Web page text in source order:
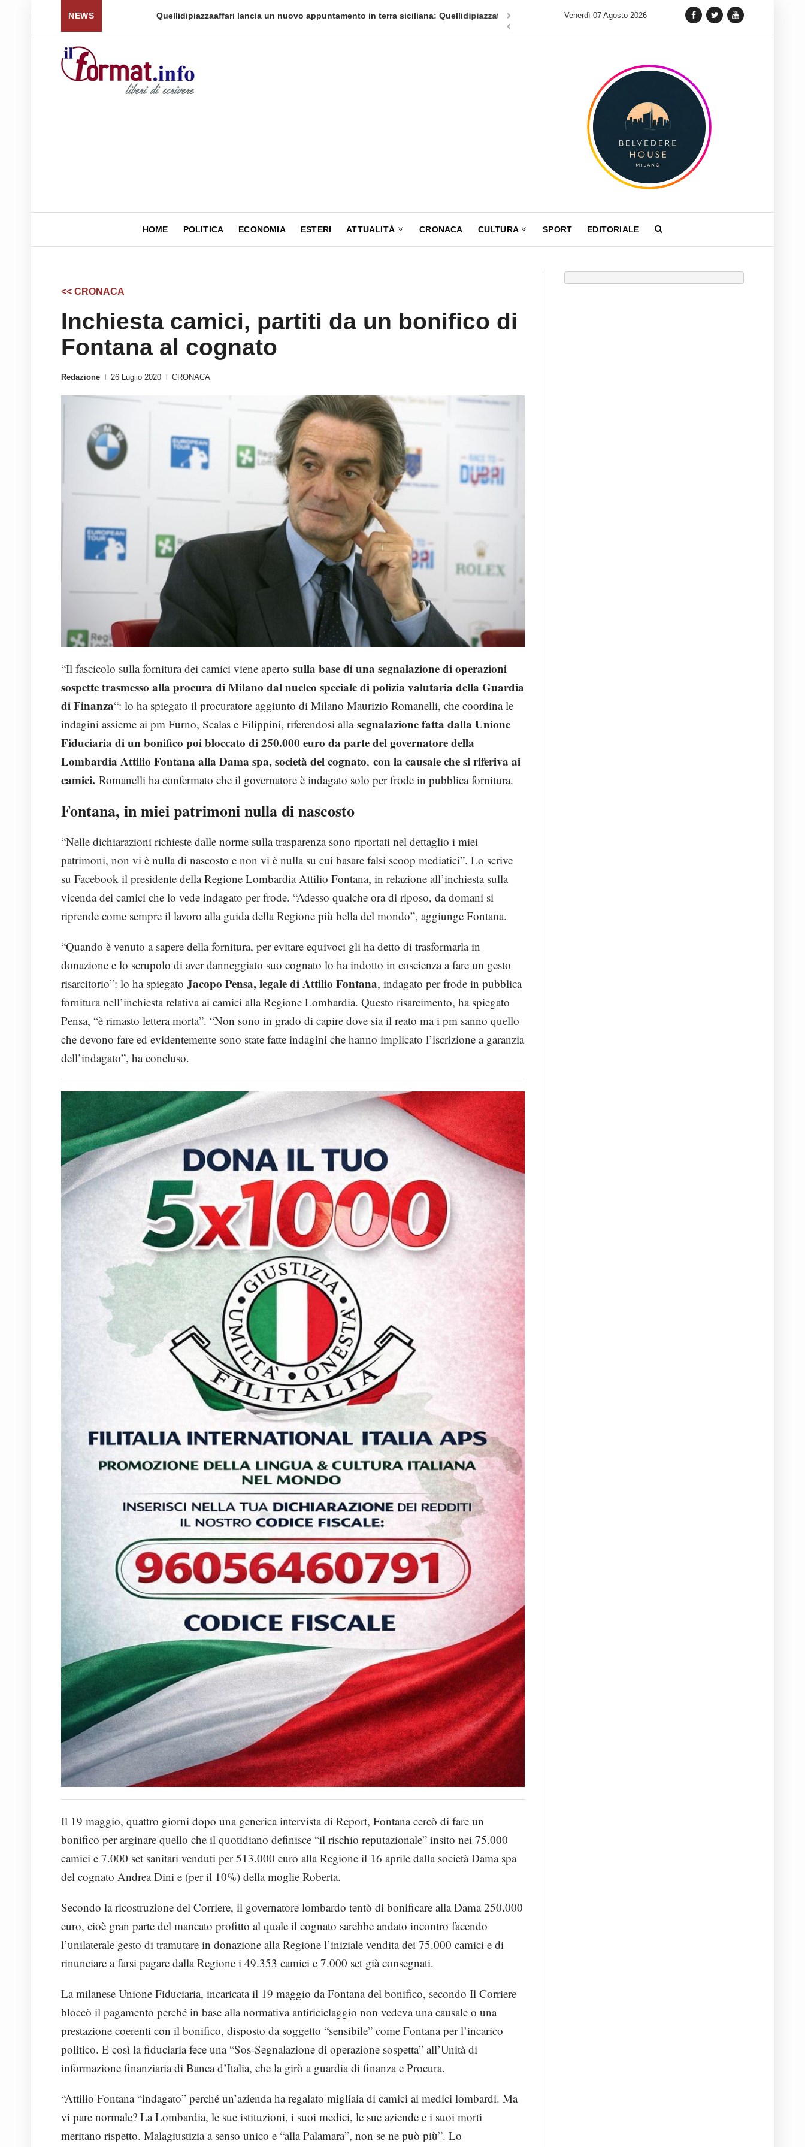
NEWS
per tornare a ... Quellidipiazzaaffari lancia un nuovo appuntamento in terra siciliana: Quellidipiazzatrinità Tag Heuer lancia una variante Limited Edition del Carrera Chronograph in
Venerdì 07 Agosto 2026
HOME POLITICA ECONOMIA ESTERI ATTUALITÀ CRONACA CULTURA SPORT EDITORIALE
<< CRONACA
Inchiesta camici, partiti da un bonifico di
Fontana al cognato
Redazione 26 Luglio 2020 CRONACA
“Il fascicolo sulla fornitura dei camici viene aperto sulla base di una segnalazione di operazioni
sospette trasmesso alla procura di Milano dal nucleo speciale di polizia valutaria della Guardia
di Finanza“: lo ha spiegato il procuratore aggiunto di Milano Maurizio Romanelli, che coordina le
indagini assieme ai pm Furno, Scalas e Filippini, riferendosi alla segnalazione fatta dalla Unione
Fiduciaria di un bonifico poi bloccato di 250.000 euro da parte del governatore della
Lombardia Attilio Fontana alla Dama spa, società del cognato, con la causale che si riferiva ai
camici. Romanelli ha confermato che il governatore è indagato solo per frode in pubblica fornitura.
Fontana, in miei patrimoni nulla di nascosto
“Nelle dichiarazioni richieste dalle norme sulla trasparenza sono riportati nel dettaglio i miei
patrimoni, non vi è nulla di nascosto e non vi è nulla su cui basare falsi scoop mediatici”. Lo scrive
su Facebook il presidente della Regione Lombardia Attilio Fontana, in relazione all’inchiesta sulla
vicenda dei camici che lo vede indagato per frode. “Adesso qualche ora di riposo, da domani si
riprende come sempre il lavoro alla guida della Regione più bella del mondo”, aggiunge Fontana.
“Quando è venuto a sapere della fornitura, per evitare equivoci gli ha detto di trasformarla in
donazione e lo scrupolo di aver danneggiato suo cognato lo ha indotto in coscienza a fare un gesto
risarcitorio”: lo ha spiegato Jacopo Pensa, legale di Attilio Fontana, indagato per frode in pubblica
fornitura nell’inchiesta relativa ai camici alla Regione Lombardia. Questo risarcimento, ha spiegato
Pensa, “è rimasto lettera morta”. “Non sono in grado di capire dove sia il reato ma i pm sanno quello
che devono fare ed evidentemente sono state fatte indagini che hanno implicato l’iscrizione a garanzia
dell’indagato”, ha concluso.
Il 19 maggio, quattro giorni dopo una generica intervista di Report, Fontana cercò di fare un
bonifico per arginare quello che il quotidiano definisce “il rischio reputazionale” insito nei 75.000
camici e 7.000 set sanitari venduti per 513.000 euro alla Regione il 16 aprile dalla società Dama spa
del cognato Andrea Dini e (per il 10%) della moglie Roberta.
Secondo la ricostruzione del Corriere, il governatore lombardo tentò di bonificare alla Dama 250.000
euro, cioè gran parte del mancato profitto al quale il cognato sarebbe andato incontro facendo
l’unilaterale gesto di tramutare in donazione alla Regione l’iniziale vendita dei 75.000 camici e di
rinunciare a farsi pagare dalla Regione i 49.353 camici e 7.000 set già consegnati.
La milanese Unione Fiduciaria, incaricata il 19 maggio da Fontana del bonifico, secondo Il Corriere
bloccò il pagamento perché in base alla normativa antiriciclaggio non vedeva una causale o una
prestazione coerenti con il bonifico, disposto da soggetto “sensibile” come Fontana per l’incarico
politico. E così la fiduciaria fece una “Sos-Segnalazione di operazione sospetta” all’Unità di
informazione finanziaria di Banca d’Italia, che la girò a guardia di finanza e Procura.
“Attilio Fontana “indagato” perché un’azienda ha regalato migliaia di camici ai medici lombardi. Ma
vi pare normale? La Lombardia, le sue istituzioni, i suoi medici, le sue aziende e i suoi morti
meritano rispetto. Malagiustizia a senso unico e “alla Palamara”, non se ne può più”. Lo